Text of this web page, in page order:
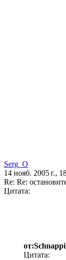
Serg_O
14 нояб. 2005 г.,
Re: Re:
Цитата:
Цитата: